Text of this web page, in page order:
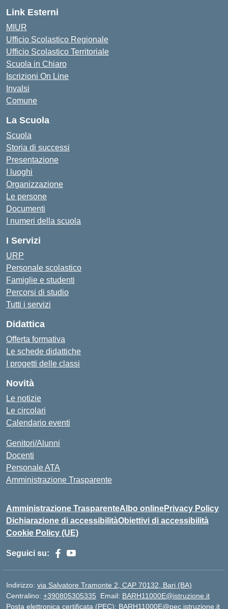
Link Esterni
MIUR
Ufficio Scolastico Regionale
Ufficio Scolastico Territoriale
Scuola in Chiaro
Iscrizioni On Line
Invalsi
Comune
La Scuola
Scuola
Storia di successi
Presentazione
I luoghi
Organizzazione
Le persone
Documenti
I numeri della scuola
I Servizi
URP
Personale scolastico
Famiglie e studenti
Percorsi di studio
Tutti i servizi
Didattica
Offerta formativa
Le schede didattiche
I progetti delle classi
Novità
Le notizie
Le circolari
Calendario eventi
Genitori/Alunni
Docenti
Personale ATA
Amministrazione Trasparente
Amministrazione TrasparenteAlbo onlinePrivacy Policy
Dichiarazione di accessibilitàObiettivi di accessibilità
Cookie Policy (UE)
Seguici su:
Indirizzo: via Salvatore Tramonte 2, CAP 70132, Bari (BA)
Centralino: +390805305335 Email: BARH11000E@istruzione.it
Posta elettronica certificata (PEC): BARH11000E@pec.istruzione.it